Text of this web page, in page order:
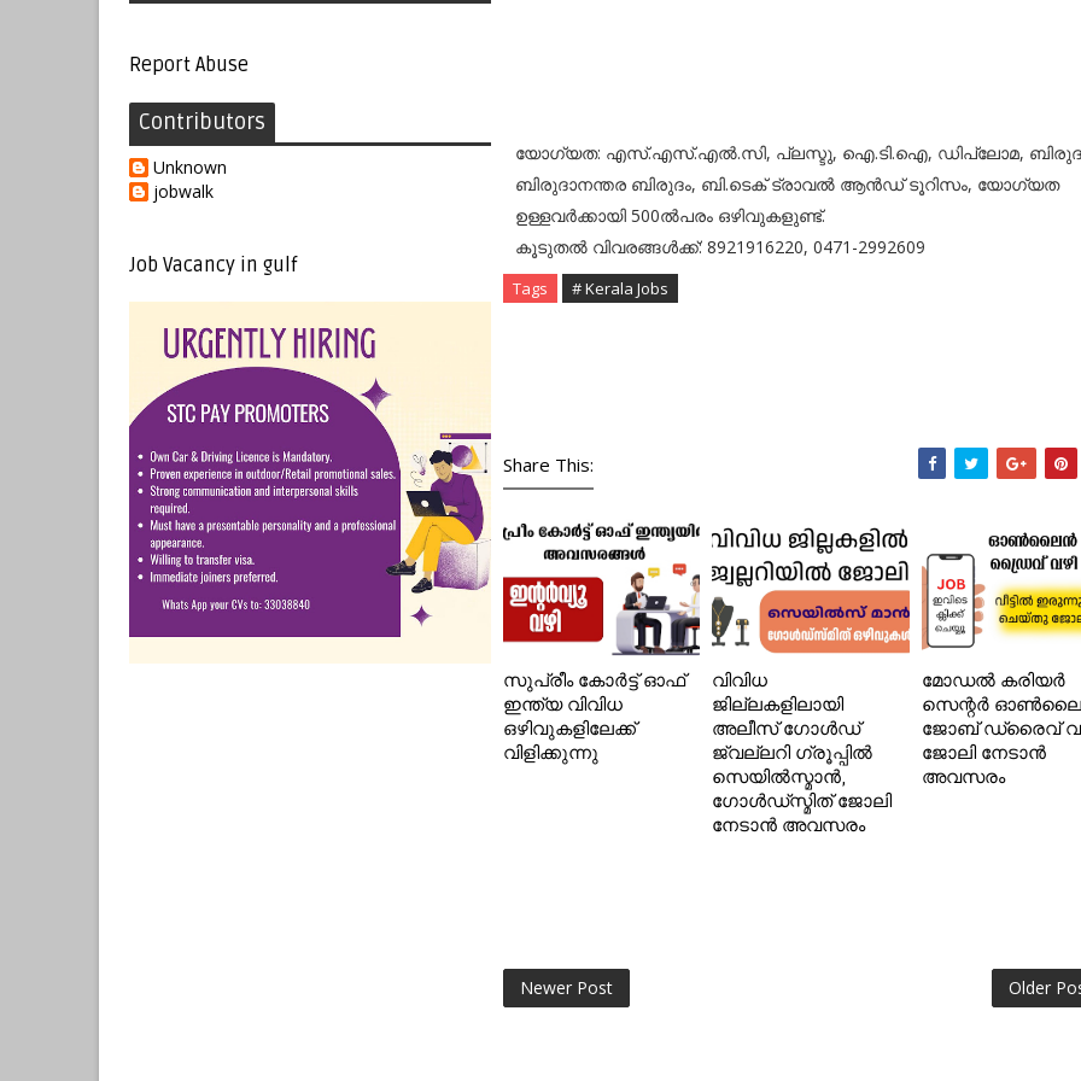
Report Abuse
Contributors
Unknown
jobwalk
Job Vacancy in gulf
യോഗ്യത: എസ്.എസ്.എൽ.സി, പ്ലസ്ടു, ഐ.ടി.ഐ, ഡിപ്ലോമ,
ബിരുദാനന്തര ബിരുദം, ബി.ടെക് ട്രാവൽ ആൻഡ് ടൂറിസം, യോഗ്യത
ഉള്ളവർക്കായി 500ൽപരം ഒഴിവുകളുണ്ട്.
കൂടുതൽ വിവരങ്ങൾക്ക്: 8921916220, 0471-2992609
Tags # Kerala Jobs
Share This:
സുപ്രീം കോർട്ട് ഓഫ്
ഇന്ത്യ വിവിധ
ഒഴിവുകളിലേക്ക്
വിളിക്കുന്നു
വിവിധ
ജില്ലകളിലായി
അലീസ് ഗോൾഡ്
ജ്വല്ലറി ഗ്രൂപ്പിൽ
സെയിൽസ്മാൻ,
ഗോൾഡ്‌സ്മിത് ജോലി
നേടാൻ അവസരം
മോഡൽ കരിയർ
സെന്റർ
ജോബ് ഡ്രൈവ്
ജോലി നേടാൻ
അവസരം
Newer Post Older